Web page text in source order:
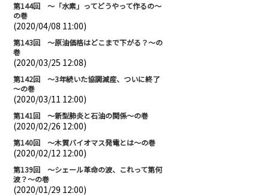
第144回 ～「水素」ってどうやって作るの～
の巻
(2020/04/08 11:00)
第143回 ～原油価格はどこまで下がる？～の
巻
(2020/03/25 12:08)
第142回 ～3年続いた協調減産、ついに終了
～の巻
(2020/03/11 12:00)
第141回 ～新型肺炎と石油の関係～の巻
(2020/02/26 12:00)
第140回 ～木質バイオマス発電とは～の巻
(2020/02/12 12:00)
第139回 ～シェール革命の波、これって第何
波？～の巻
(2020/01/29 12:00)